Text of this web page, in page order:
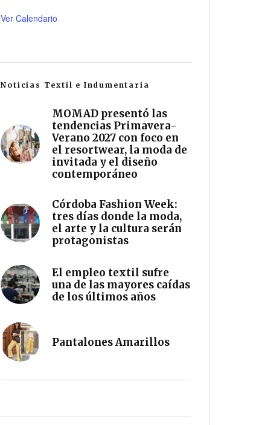
Ver Calendario
Noticias Textil e Indumentaria
MOMAD presentó las
tendencias Primavera-
Verano 2027 con foco en
el resortwear, la moda de
invitada y el diseño
contemporáneo
Córdoba Fashion Week:
tres días donde la moda,
el arte y la cultura serán
protagonistas
El empleo textil sufre
una de las mayores caídas
de los últimos años
Pantalones Amarillos